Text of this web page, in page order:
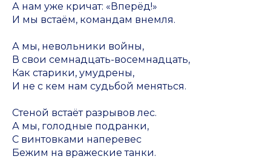
А нам уже кричат: «Вперёд!»
И мы встаём, командам внемля.
А мы, невольники войны,
В свои семнадцать-восемнадцать,
Как старики, умудрены,
И не с кем нам судьбой меняться.
Стеной встаёт разрывов лес.
А мы, голодные подранки,
С винтовками наперевес
Бежим на вражеские танки.